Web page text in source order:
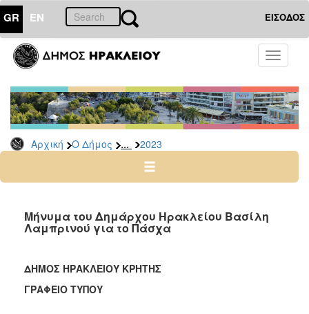
GR EN ΕΙΣΟΔΟΣ
Toggle
Αρχική Ο Δήμος ... 2023
ΔΗΜΟΣ
Δελτία
Τύπου
Αρχείο
2026
2024
2022
2020
2019
Μήνυμα του Δημάρχου Ηρακλείου Βασίλη
Λαμπρινού για το Πάσχα
ΔΗΜΟΣ ΗΡΑΚΛΕΙΟΥ ΚΡΗΤΗΣ
ΓΡΑΦΕΙΟ ΤΥΠΟΥ